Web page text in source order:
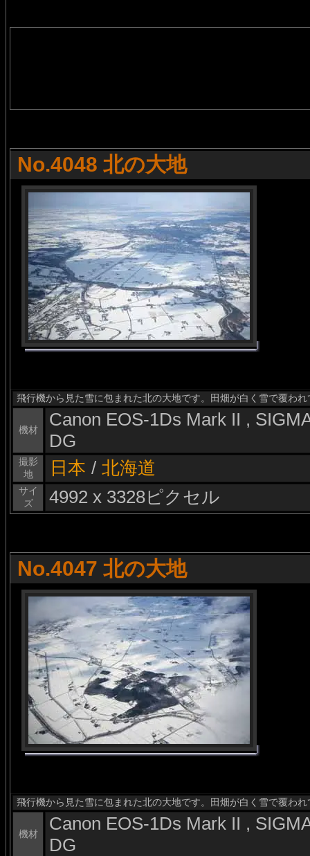
No.4048 北の大地
飛行機から見た雪に包まれた北の大地です。田畑が白く雪で覆われ
機材
Canon EOS-1Ds Mark II ,
DG
撮影
地
日本 / 北海道
サイ
ズ
4992 x 3328ピクセル
No.4047 北の大地
飛行機から見た雪に包まれた北の大地です。田畑が白く雪で覆われ
機材
Canon EOS-1Ds Mark II ,
DG